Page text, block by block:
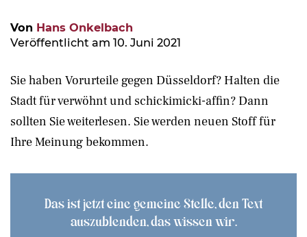
Von Hans Onkelbach
Veröffentlicht am 10. Juni 2021
Sie haben Vorurteile gegen Düsseldorf? Halten die
Stadt für verwöhnt und schickimicki-affin? Dann
sollten Sie weiterlesen. Sie werden neuen Stoff für
Ihre Meinung bekommen.
Das ist jetzt eine gemeine Stelle, den Text
auszublenden, das wissen wir.